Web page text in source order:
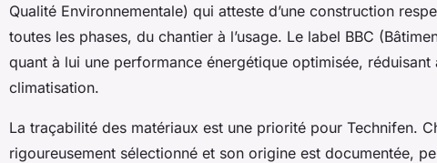
Qualité Environnementale) qui atteste d’une construction
toutes les phases, du chantier à l’usage. Le label BBC
quant à lui une performance énergétique optimisée,
climatisation.
La traçabilité des matériaux est une priorité pour Technifen.
rigoureusement sélectionné et son origine est documentée,